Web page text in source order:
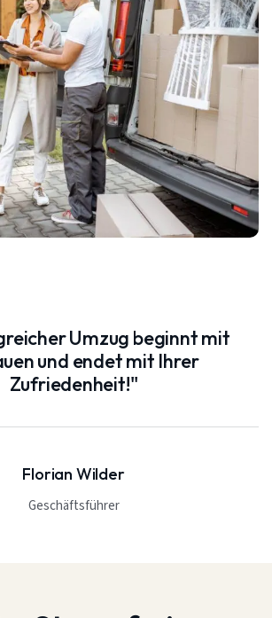
Umzug beginnt mit
und endet mit Ihrer
Zufriedenheit!"
Florian Wilder
Geschäftsführer